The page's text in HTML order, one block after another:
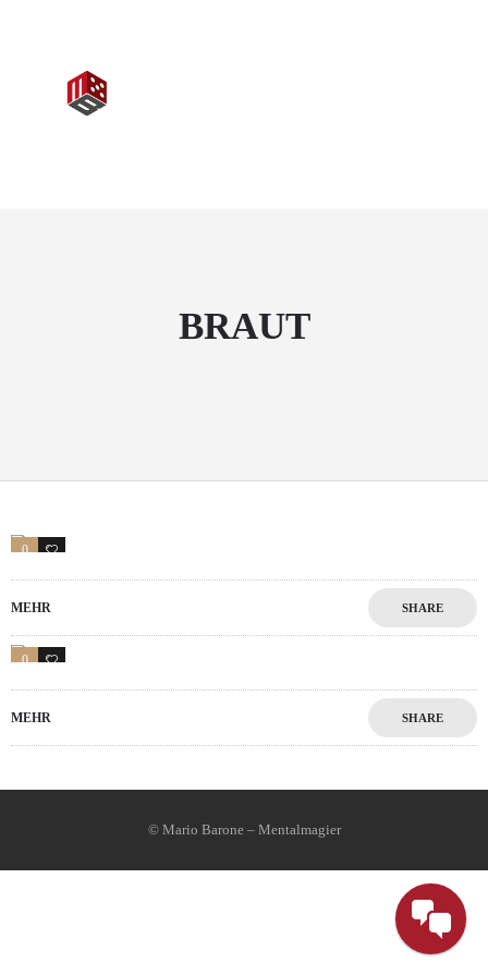
BRAUT
0 1
MEHR SHARE
0 1
MEHR SHARE
© Mario Barone – Mentalmagier